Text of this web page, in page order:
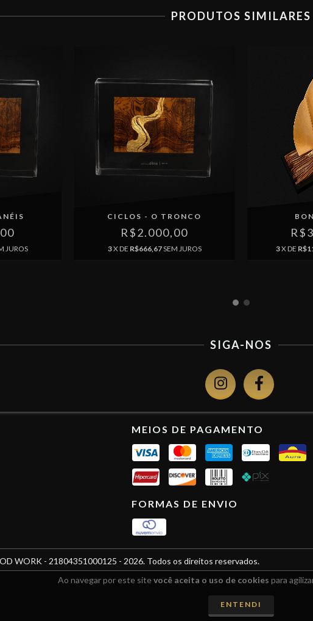
Ao navegar por este site você aceita o uso de cookies para
ENTENDI
PRODUTOS SIMILARES
JUROS
CICLOS - O TRONCO
R$2.000,00
3X DE R$666,67SEM JUROS 3X DE
SIGA-NOS
MEIOS DE PAGAMENTO
FORMAS DE ENVIO
WORK - 21804351000125 - 2026. Todos os direitos reservados.